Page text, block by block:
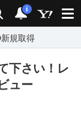
検索 通知
i
新規取得
下さい！レ
ュー